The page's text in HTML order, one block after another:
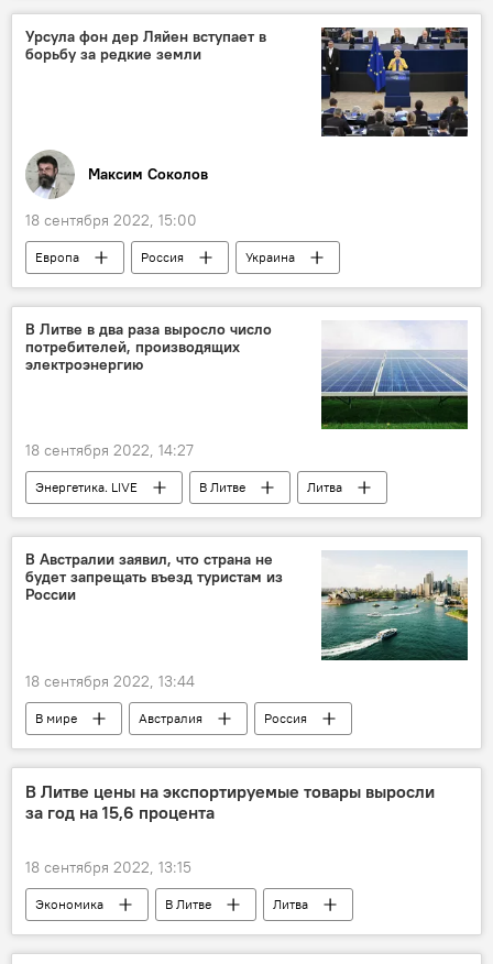
Урсула фон дер Ляйен вступает в
борьбу за редкие земли
Максим Соколов
18 сентября 2022, 15:00
Европа Россия
Украина
санкции
санкции против России
Европарламент
В Литве в два раза выросло число
потребителей, производящих
электроэнергию
18 сентября 2022, 14:27
Энергетика. LIVE В Литве
Литва
энергетика
электричество
Общество
В Австралии заявил, что страна не
будет запрещать въезд туристам из
России
18 сентября 2022, 13:44
В мире Австралия
Россия
виза
Европейская комиссия (ЕК)
ЕС
В Литве цены на экспортируемые товары выросли
за год на 15,6 процента
18 сентября 2022, 13:15
Экономика В Литве
Литва
цены